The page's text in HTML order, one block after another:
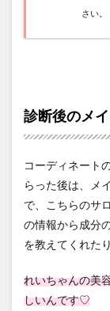
さい。
診断後のメ
コーディネート
らった後は、メ
で、こちらのサ
の情報から成分
を教えてくれた
れいちゃんの美
しいんです♡